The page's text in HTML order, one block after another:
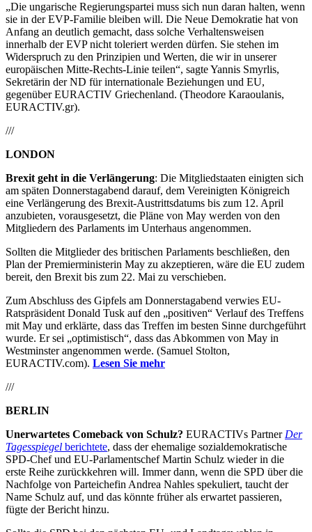
„Die ungarische Regierungspartei muss sich nun daran halten, wenn
sie in der EVP-Familie bleiben will. Die Neue Demokratie hat von
Anfang an deutlich gemacht, dass solche Verhaltensweisen
innerhalb der EVP nicht toleriert werden dürfen. Sie stehen im
Widerspruch zu den Prinzipien und Werten, die wir in unserer
europäischen Mitte-Rechts-Linie teilen“, sagte Yannis Smyrlis,
Sekretärin der ND für internationale Beziehungen und EU,
gegenüber EURACTIV Griechenland. (Theodore Karaoulanis,
EURACTIV.gr).
///
LONDON
Brexit geht in die Verlängerung: Die Mitgliedstaaten einigten sich
am späten Donnerstagabend darauf, dem Vereinigten Königreich
eine Verlängerung des Brexit-Austrittsdatums bis zum 12. April
anzubieten, vorausgesetzt, die Pläne von May werden von den
Mitgliedern des Parlaments im Unterhaus angenommen.
Sollten die Mitglieder des britischen Parlaments beschließen, den
Plan der Premierministerin May zu akzeptieren, wäre die EU zudem
bereit, den Brexit bis zum 22. Mai zu verschieben.
Zum Abschluss des Gipfels am Donnerstagabend verwies EU-
Ratspräsident Donald Tusk auf den „positiven“ Verlauf des Treffens
mit May und erklärte, dass das Treffen im besten Sinne durchgeführt
wurde. Er sei „optimistisch“, dass das Abkommen von May in
Westminster angenommen werde. (Samuel Stolton,
EURACTIV.com). Lesen Sie mehr
///
BERLIN
Unerwartetes Comeback von Schulz? EURACTIVs Partner Der
Tagesspiegel berichtete, dass der ehemalige sozialdemokratische
SPD-Chef und EU-Parlamentschef Martin Schulz wieder in die
erste Reihe zurückkehren will. Immer dann, wenn die SPD über die
Nachfolge von Parteichefin Andrea Nahles spekuliert, taucht der
Name Schulz auf, und das könnte früher als erwartet passieren,
fügte der Bericht hinzu.